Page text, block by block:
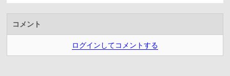
コメント
ログインしてコメントする